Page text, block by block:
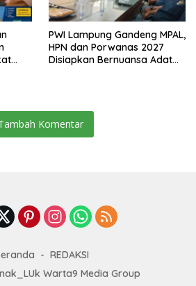
PWI Lampung Gandeng MPAL,
HPN dan Porwanas 2027
Disiapkan Bernuansa Adat
Komentar
REDAKSI
Warta9 Media Group